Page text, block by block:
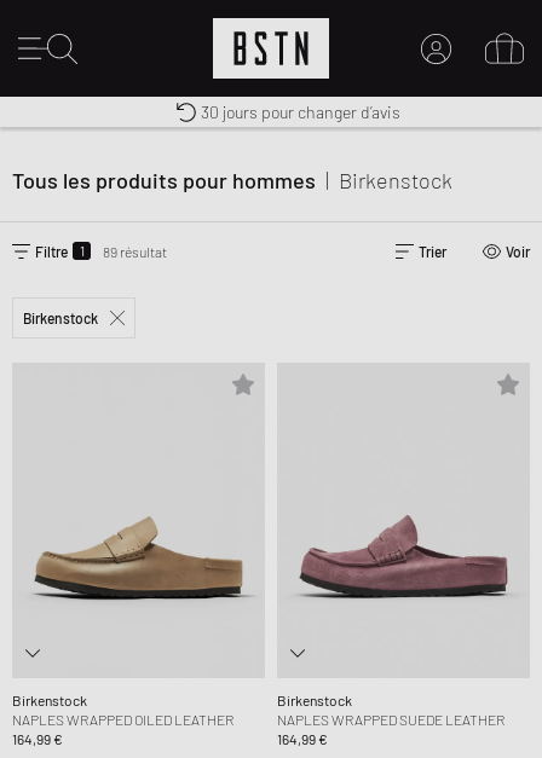
MON COMPTE
CRÉER UN COMPTE
Livraison gratuite dès 100€
Premium Sportswear
Tous les produits pour hommes | Birkenstock
Filtre 1 89 résultat Trier Voir
Birkenstock
Birkenstock
NAPLES WRAPPED OILED LEATHER
164,99 €
Birkenstock
NAPLES WRAPPED SUEDE LEATHER
164,99 €